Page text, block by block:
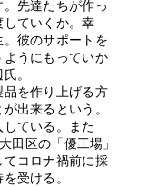
先達たちが作っ
ていくか。幸
彼のサポートを
うにもっていか
。
を作り上げる方
出来るという。
ている。また
田区の「優工場」
コロナ禍前に採
受ける。